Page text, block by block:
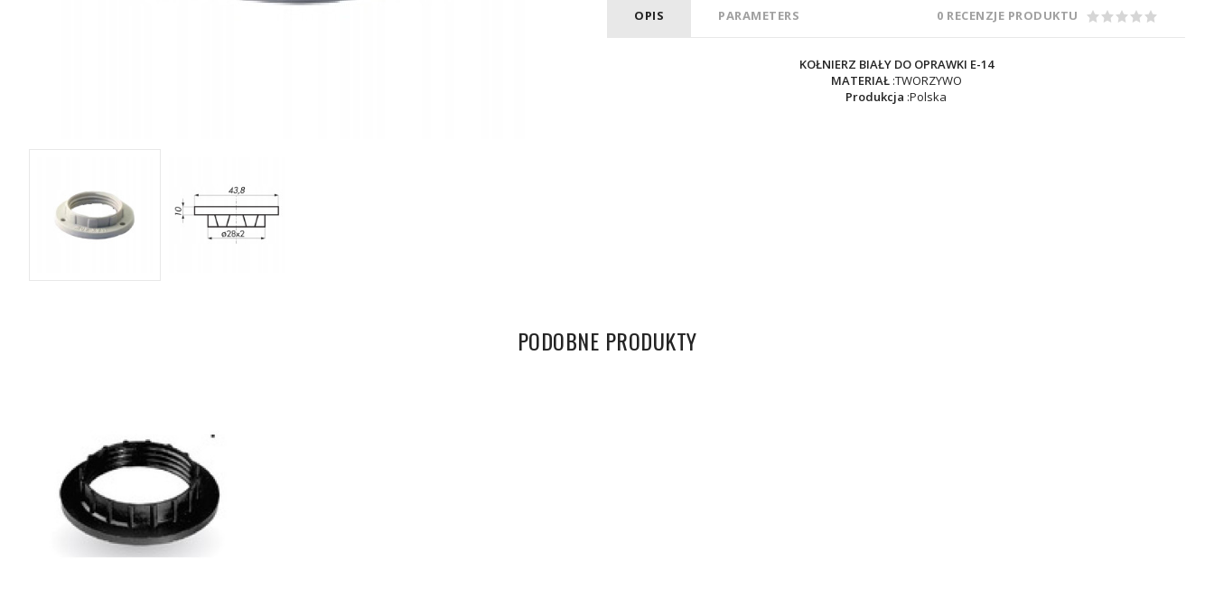
OPIS PARAMETERS 0 RECENZJE PRODUKTU
KOŁNIERZ BIAŁY DO OPRAWKI E-14
MATERIAŁ:TWORZYWO
Produkcja :Polska
PODOBNE PRODUKTY